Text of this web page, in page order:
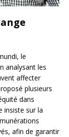
le
analysant les
affecter
plusieurs
dans
insiste sur la
afin de garantir